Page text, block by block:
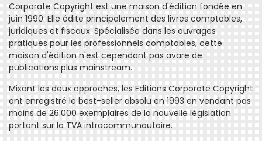
Corporate Copyright est une maison d'édition fondée en
juin 1990. Elle édite principalement des livres comptables,
juridiques et fiscaux. Spécialisée dans les ouvrages
pratiques pour les professionnels comptables, cette
maison d'édition n'est cependant pas avare de
publications plus mainstream.
Mixant les deux approches, les Editions Corporate Copyright
ont enregistré le best-seller absolu en 1993 en vendant pas
moins de 26.000 exemplaires de la nouvelle législation
portant sur la TVA intracommunautaire.